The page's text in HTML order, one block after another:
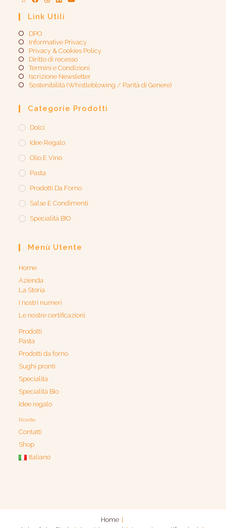
Link Utili
DPO
Informative Privacy
Privacy & Cookies Policy
Diritto di recesso
Termini e Condizioni
Iscrizione Newsletter
Sostenibilità (Whistleblowing / Parità di Genere)​
Categorie Prodotti
Dolci
Idee Regalo
Olio E Vino
Pasta
Prodotti Da Forno
Salse E Condimenti
Specialità BIO
Menù Utente
Home
Azienda
La Storia
I nostri numeri
Le nostre certificazioni
Prodotti
Pasta
Prodotti da forno
Sughi pronti
Specialità
Specialità Bio
Idee regalo
Ricette
Contatti
Shop
Italiano
Home